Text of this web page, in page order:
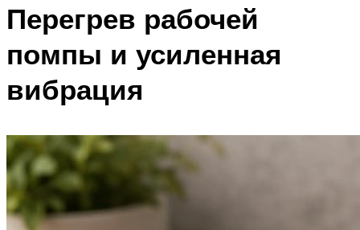
Перегрев рабочей
помпы и усиленная
вибрация